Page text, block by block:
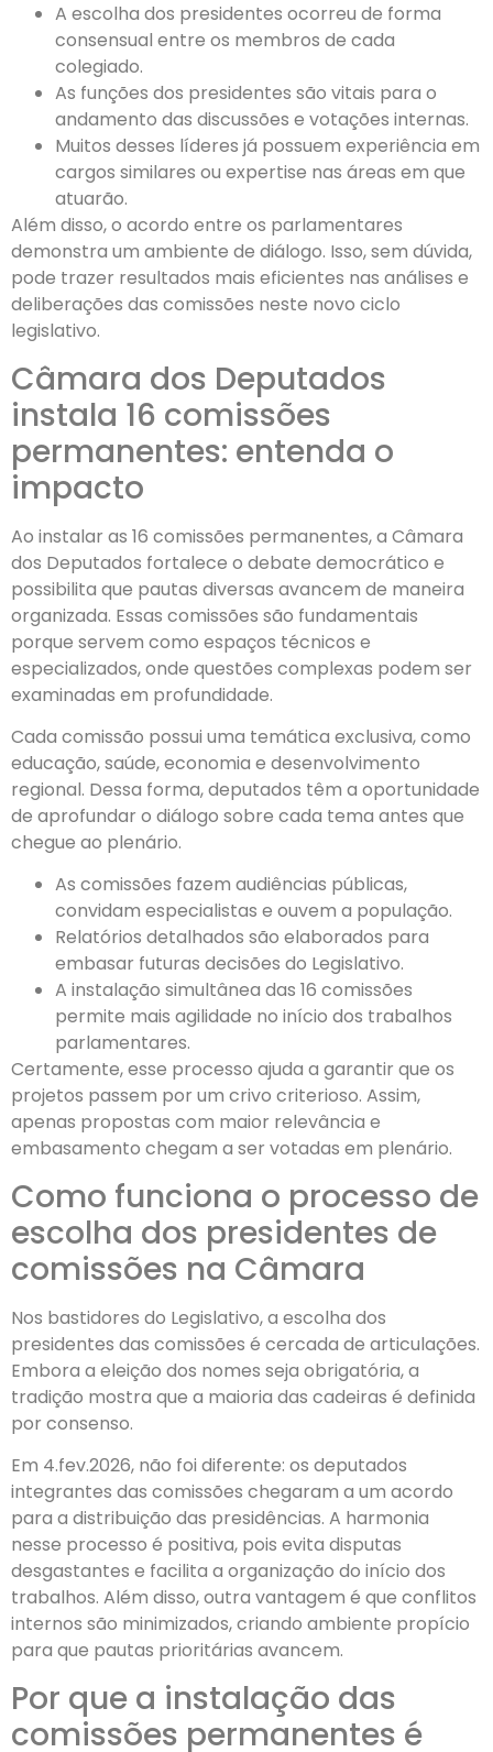
A escolha dos presidentes ocorreu de forma
consensual entre os membros de cada
colegiado.
As funções dos presidentes são vitais para o
andamento das discussões e votações internas.
Muitos desses líderes já possuem experiência em
cargos similares ou expertise nas áreas em que
atuarão.
Além disso, o acordo entre os parlamentares
demonstra um ambiente de diálogo. Isso, sem dúvida,
pode trazer resultados mais eficientes nas análises e
deliberações das comissões neste novo ciclo
legislativo.
Câmara dos Deputados
instala 16 comissões
permanentes: entenda o
impacto
Ao instalar as 16 comissões permanentes, a Câmara
dos Deputados fortalece o debate democrático e
possibilita que pautas diversas avancem de maneira
organizada. Essas comissões são fundamentais
porque servem como espaços técnicos e
especializados, onde questões complexas podem ser
examinadas em profundidade.
Cada comissão possui uma temática exclusiva, como
educação, saúde, economia e desenvolvimento
regional. Dessa forma, deputados têm a oportunidade
de aprofundar o diálogo sobre cada tema antes que
chegue ao plenário.
As comissões fazem audiências públicas,
convidam especialistas e ouvem a população.
Relatórios detalhados são elaborados para
embasar futuras decisões do Legislativo.
A instalação simultânea das 16 comissões
permite mais agilidade no início dos trabalhos
parlamentares.
Certamente, esse processo ajuda a garantir que os
projetos passem por um crivo criterioso. Assim,
apenas propostas com maior relevância e
embasamento chegam a ser votadas em plenário.
Como funciona o processo de
escolha dos presidentes de
comissões na Câmara
Nos bastidores do Legislativo, a escolha dos
presidentes das comissões é cercada de articulações.
Embora a eleição dos nomes seja obrigatória, a
tradição mostra que a maioria das cadeiras é definida
por consenso.
Em 4.fev.2026, não foi diferente: os deputados
integrantes das comissões chegaram a um acordo
para a distribuição das presidências. A harmonia
nesse processo é positiva, pois evita disputas
desgastantes e facilita a organização do início dos
trabalhos. Além disso, outra vantagem é que conflitos
internos são minimizados, criando ambiente propício
para que pautas prioritárias avancem.
Por que a instalação das
comissões permanentes é